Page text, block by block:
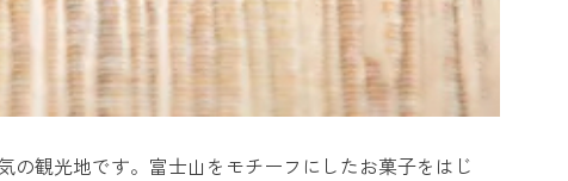
観光地です。富士山をモチーフにしたお菓子をはじ